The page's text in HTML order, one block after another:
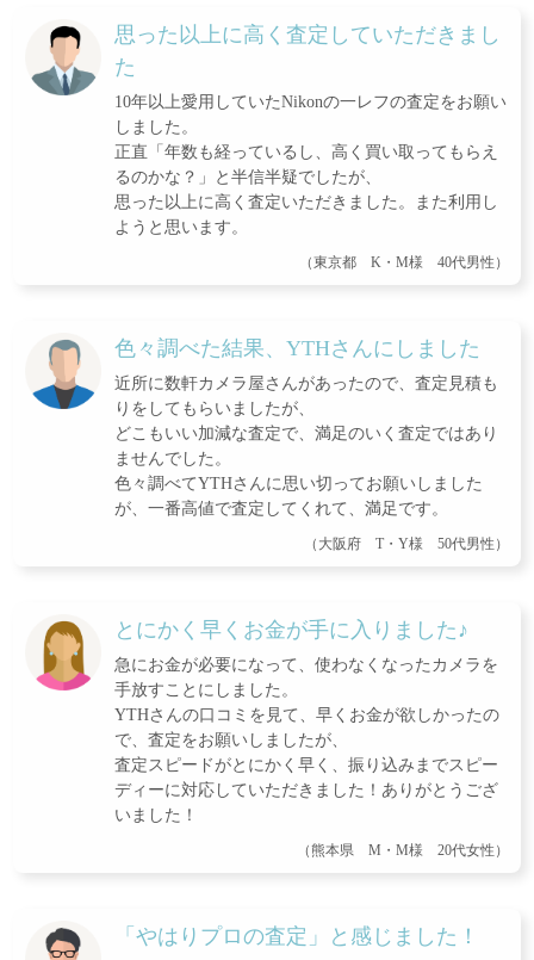
思った以上に高く査定していただきまし
た
10年以上愛用していたNikonの一レフの査定をお願い
しました。
正直「年数も経っているし、高く買い取ってもらえ
るのかな？」と半信半疑でしたが、
思った以上に高く査定いただきました。また利用し
ようと思います。
（東京都 K・M様 40代男性）
色々調べた結果、YTHさんにしました
近所に数軒カメラ屋さんがあったので、査定見積も
りをしてもらいましたが、
どこもいい加減な査定で、満足のいく査定ではあり
ませんでした。
色々調べてYTHさんに思い切ってお願いしました
が、一番高値で査定してくれて、満足です。
（大阪府 T・Y様 50代男性）
とにかく早くお金が手に入りました♪
急にお金が必要になって、使わなくなったカメラを
手放すことにしました。
YTHさんの口コミを見て、早くお金が欲しかったの
で、査定をお願いしましたが、
査定スピードがとにかく早く、振り込みまでスピー
ディーに対応していただきました！ありがとうござ
いました！
（熊本県 M・M様 20代女性）
「やはりプロの査定」と感じました！